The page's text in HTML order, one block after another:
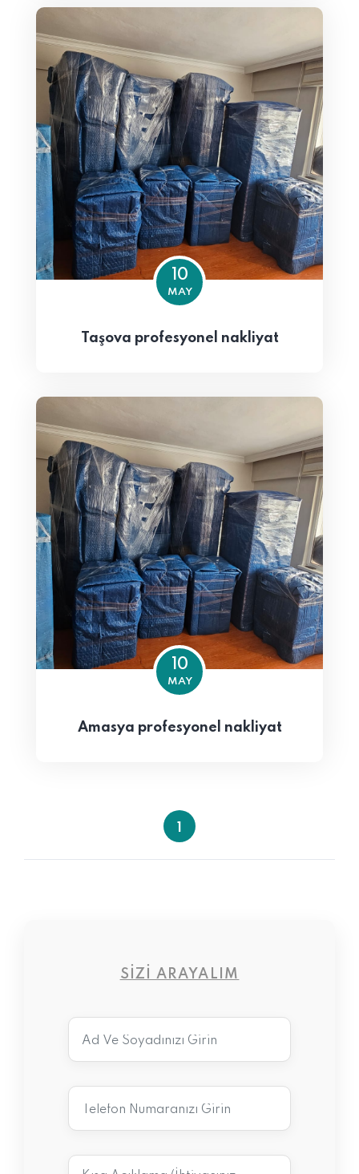
10
MAY
Taşova profesyonel nakliyat
10
MAY
Amasya profesyonel nakliyat
1
SIZI ARAYALIM